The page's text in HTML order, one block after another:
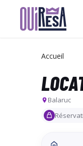
Accueil
Balaruc